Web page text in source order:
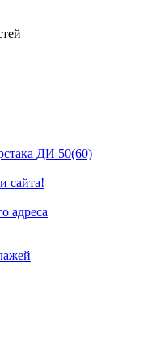
ДИ 50(60)
сайта!
адреса